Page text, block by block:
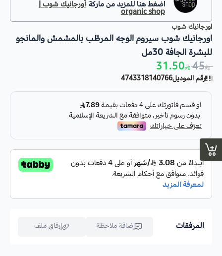
اضغط هنا للمزيد من ماركة أورجانيك شوب |
organic shop
اورجانيك شوب
اورجانيك شوب سيروم الوجه المرطّب بالمشمش والمانجو
للبشرة الجافة 30مل
45
31.50
رقم الموديل4743318140766
المرفقات إضافة ملاحظة إرفاق ملف